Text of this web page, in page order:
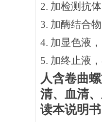
2. 加检测抗
3. 加酶结合
4. 加显色液
5. 加终止液
人含卷曲
清、血清
读本说明书